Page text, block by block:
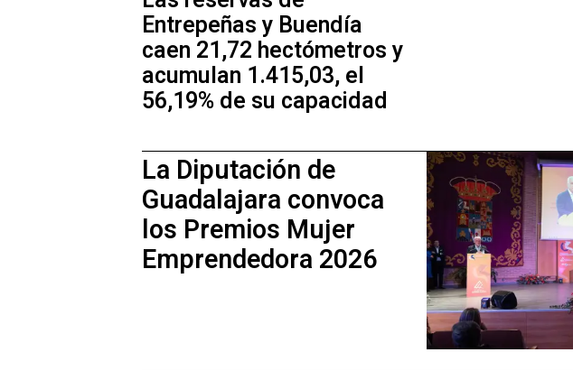
Entrepeñas y Buendía
caen 21,72 hectómetros y
acumulan 1.415,03, el
56,19% de su capacidad
La Diputación de
Guadalajara convoca
los Premios Mujer
Emprendedora 2026